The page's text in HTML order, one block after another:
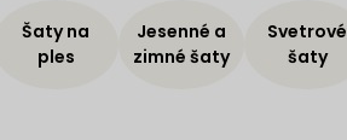
Šaty na
ples
Jesenné a
zimné šaty
Svetrové
šaty